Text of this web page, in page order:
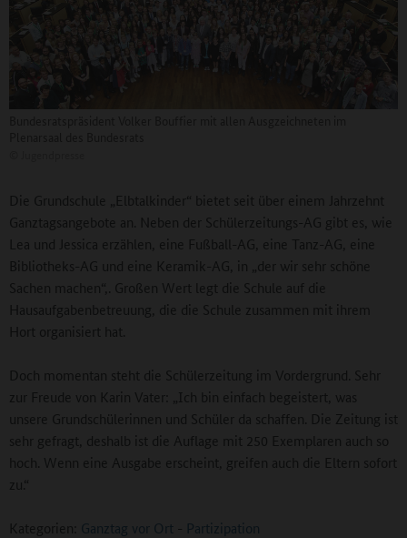
Die Grundschule „Elbtalkinder“ bietet seit über einem Jahrzehnt
Ganztagsangebote an. Neben der Schülerzeitungs-AG gibt es, wie
Lea und Jessica erzählen, eine Fußball-AG, eine Tanz-AG, eine
Bibliotheks-AG und eine Keramik-AG, in „der wir sehr schöne
Sachen machen“,. Großen Wert legt die Schule auf die
Hausaufgabenbetreuung, die die Schule zusammen mit ihrem
Hort organisiert hat.
Doch momentan steht die Schülerzeitung im Vordergrund. Sehr
zur Freude von Karin Vater: „Ich bin einfach begeistert, was
unsere Grundschülerinnen und Schüler da schaffen. Die Zeitung ist
sehr gefragt, deshalb ist die Auflage mit 250 Exemplaren auch so
hoch. Wenn eine Ausgabe erscheint, greifen auch die Eltern sofort
zu.“
Kategorien: Ganztag vor Ort - Partizipation